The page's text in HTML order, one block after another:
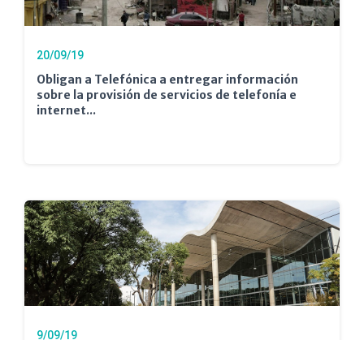
20/09/19
Obligan a Telefónica a entregar información
sobre la provisión de servicios de telefonía e
internet...
9/09/19